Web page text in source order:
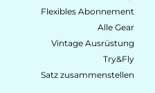
Flexibles Abonnement
Alle Gear
Vintage Ausrüstung
Try&Fly
Satz zusammenstellen